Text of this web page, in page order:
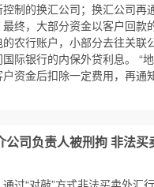
制的换汇公司；换汇公司再
终，大部分资金以客户回款
农行账户，小部分去往关联
际银行的内保外贷利息。 “
户资金后扣除一定费用，再
公司负责人被刑拘 非法买
过“对敲”方式非法买卖外汇